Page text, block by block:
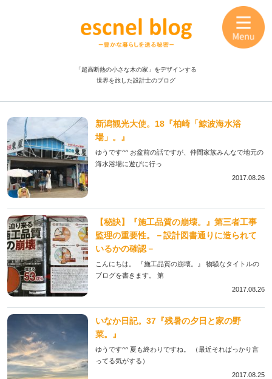
「超高断熱の小さな木の家」をデザインする
世界を旅した設計士のブログ
新潟観光大使。18『柏崎「鯨波海水浴
場」。』
ゆうです^^ お盆前の話ですが、仲間家族みんなで地元の
海水浴場に遊びに行っ
2017.08.26
【秘訣】『施工品質の崩壊。』第三者工事
監理の重要性。－設計図書通りに造られて
いるかの確認－
こんにちは。 『施工品質の崩壊。』 物騒なタイトルの
ブログを書きます。 第
2017.08.26
いなか日記。37『残暑の夕日と家の野
菜。』
ゆうです^^ 夏も終わりですね。 （最近そればっかり言
ってる気がする）
2017.08.25